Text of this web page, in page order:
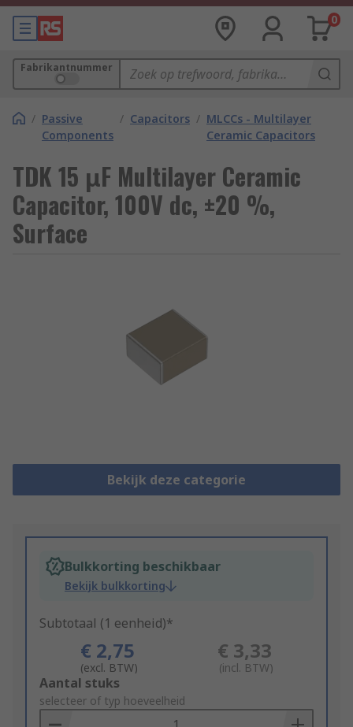
0
Fabrikantnummer
/ Passive
Components
/ Capacitors / MLCCs - Multilayer
Ceramic Capacitors
TDK 15 μF Multilayer Ceramic
Capacitor, 100V dc, ±20 %,
Surface
Bekijk deze categorie
Bulkkorting beschikbaar
Bekijk bulkkorting
Subtotaal (1 eenheid)*
€ 2,75
(excl. BTW)
€ 3,33
(incl. BTW)
Add
to
Basket
Aantal stuks
selecteer of typ hoeveelheid